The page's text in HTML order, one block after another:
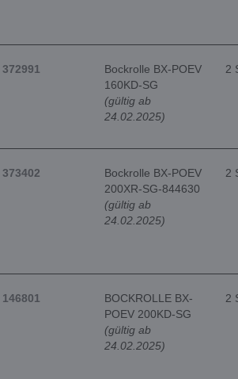
372991
Bockrolle BX-POEV
160KD-SG
(gültig ab
24.02.2025)
2
373402
Bockrolle BX-POEV
200XR-SG-844630
(gültig ab
24.02.2025)
2
146801
BOCKROLLE BX-
POEV 200KD-SG
(gültig ab
24.02.2025)
2